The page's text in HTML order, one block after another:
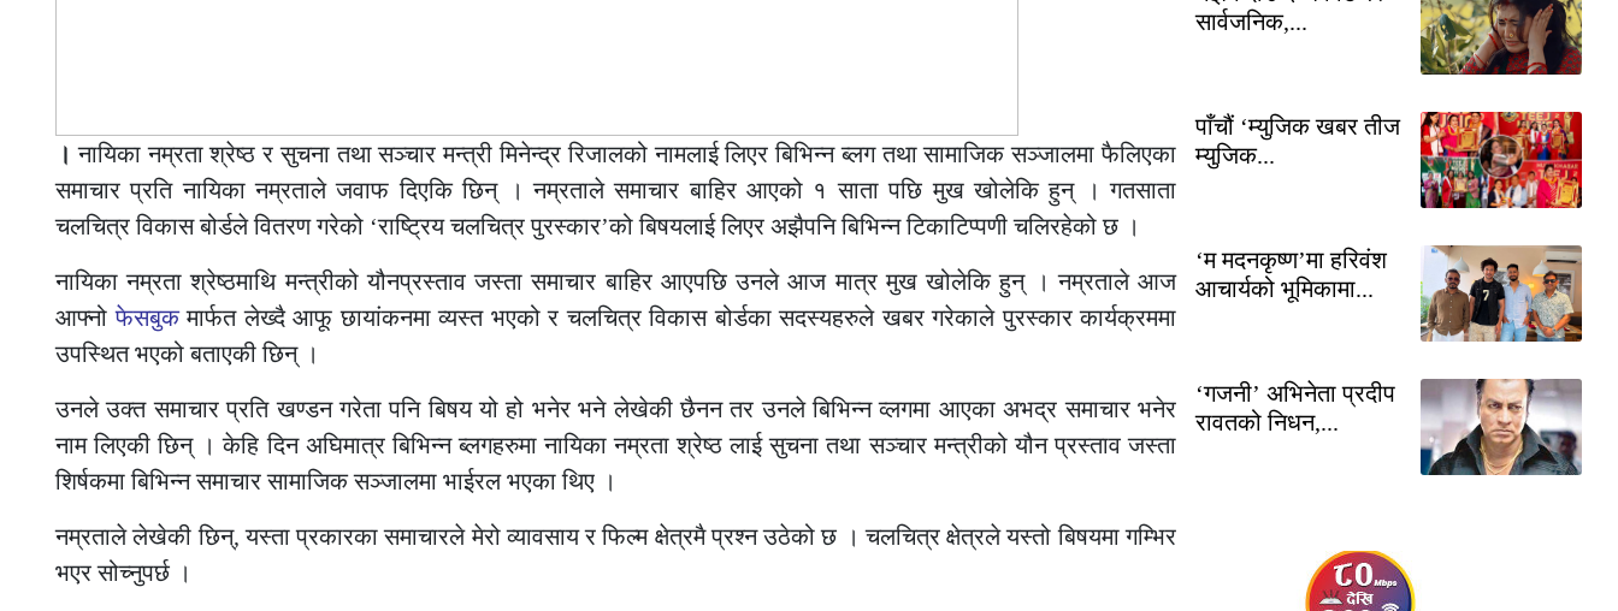
।नायिका नम्रता श्रेष्ठ र सुचना तथा सञ्चार मन्त्री मिनेन्द्र रिजालको नामलाई लिएर बिभिन्न ब्लग तथा सामाजिक सञ्जालमा फैलिएका
समाचार प्रति नायिका नम्रताले जवाफ दिएकि छिन् । नम्रताले समाचार बाहिर आएको १ साता पछि मुख खोलेकि हुन् । गतसाता
चलचित्र विकास बोर्डले वितरण गरेको ‘राष्ट्रिय चलचित्र पुरस्कार’को बिषयलाई लिएर अझैपनि बिभिन्न टिकाटिप्पणी चलिरहेको छ ।
नायिका नम्रता श्रेष्ठमाथि मन्त्रीको यौनप्रस्ताव जस्ता समाचार बाहिर आएपछि उनले आज मात्र मुख खोलेकि हुन् । नम्रताले आज
आफ्नोफेसबुकमार्फत लेख्दै आफू छायांकनमा व्यस्त भएको र चलचित्र विकास बोर्डका सदस्यहरुले खबर गरेकाले पुरस्कार कार्यक्रममा
उपस्थित भएको बताएकी छिन् ।
उनले उक्त समाचार प्रति खण्डन गरेता पनि बिषय यो हो भनेर भने लेखेकी छैनन तर उनले बिभिन्न व्लगमा आएका अभद्र समाचार भनेर
नाम लिएकी छिन् । केहि दिन अघिमात्र बिभिन्न ब्लगहरुमा नायिका नम्रता श्रेष्ठ लाई सुचना तथा सञ्चार मन्त्रीको यौन प्रस्ताव जस्ता
शिर्षकमा बिभिन्न समाचार सामाजिक सञ्जालमा भाईरल भएका थिए ।
नम्रताले लेखेकी छिन्, यस्ता प्रकारका समाचारले मेरो व्यावसाय र फिल्म क्षेत्रमै प्रश्न उठेको छ । चलचित्र क्षेत्रले यस्तो बिषयमा गम्भिर
भएर सोच्नुपर्छ ।
सार्वजनिक,...
पाँचौं ‘म्युजिक खबर तीज
म्युजिक...
‘म मदनकृष्ण’मा हरिवंश
आचार्यको भूमिकामा...
‘गजनी’ अभिनेता प्रदीप
रावतको निधन,...